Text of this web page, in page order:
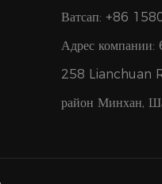
Ватсап: +86
Адрес
258 Lianchuan
район Минхан,